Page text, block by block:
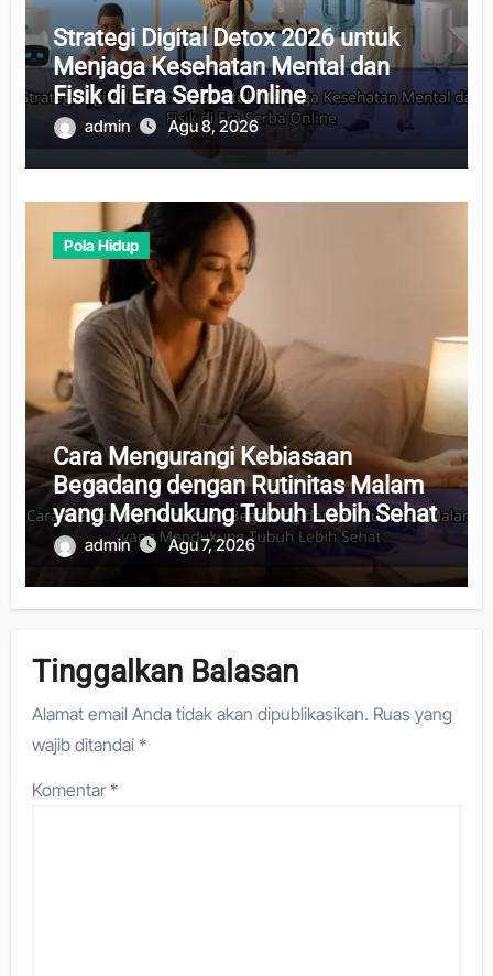
Strategi Digital Detox 2026 untuk
Menjaga Kesehatan Mental dan
Fisik di Era Serba Online
admin Agu 8, 2026
Pola Hidup
Cara Mengurangi Kebiasaan
Begadang dengan Rutinitas Malam
yang Mendukung Tubuh Lebih Sehat
admin Agu 7, 2026
Tinggalkan Balasan
Alamat email Anda tidak akan dipublikasikan. Ruas yang
wajib ditandai*
Komentar*